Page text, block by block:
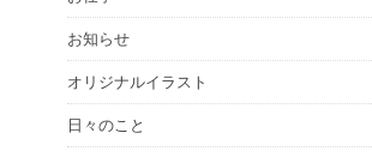
お知らせ
オリジナルイラスト
日々のこと